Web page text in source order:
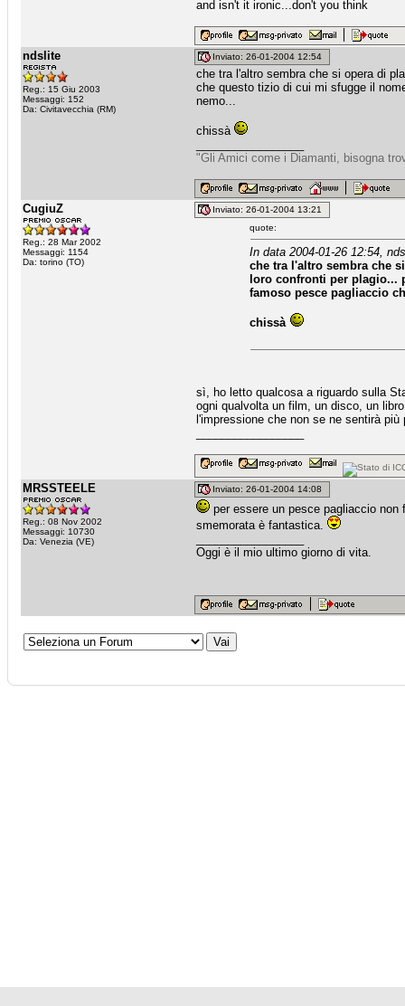
and isn't it ironic...don't you think
ndslite
Reg.: 15 Giu 2003
Messaggi: 152
Da: Civitavecchia (RM)
Inviato: 26-01-2004 12:54
che tra l'altro sembra che si opera di
che questo tizio di cui mi sfugge il
nemo...
chissà
"Gli Amici come i Diamanti, bisogna
CugiuZ
Reg.: 28 Mar 2002
Messaggi: 1154
Da: torino (TO)
Inviato: 26-01-2004 13:21
quote:
In data 2004-01-26 12:54,
che tra l'altro sembra che
loro confronti per plagio...
famoso pesce pagliaccio
chissà
sì, ho letto qualcosa a riguardo sulla
ogni qualvolta un film, un disco, un
l'impressione che non se ne sentirà più
MRSSTEELE
Reg.: 08 Nov 2002
Messaggi: 10730
Da: Venezia (VE)
Inviato: 26-01-2004 14:08
per essere un pesce pagliaccio
smemorata è fantastica.
Oggi è il mio ultimo giorno di vita.